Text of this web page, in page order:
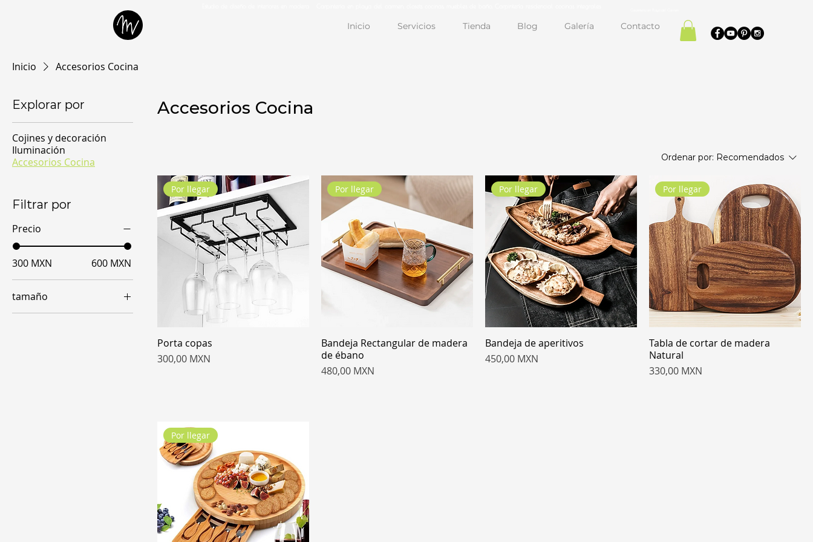
Inicio Servicios Tienda Blog Galería Contacto
Inicio Accesorios Cocina
Explorar por
Cojines y decoración
Iluminación
Accesorios Cocina
Filtrar por
Precio
300 MXN 600 MXN
tamaño
chica
Accesorios Cocina
Ordenar por: Recomendados
Por llegar
Porta copas
Precio
300,00 MXN
Por llegar
Bandeja Rectangular de madera
de ébano
Precio
480,00 MXN
Por llegar
Bandeja de aperitivos
Precio
450,00 MXN
Por llegar
Tabla de cortar de madera
Natural
Precio
330,00 MXN
Por llegar